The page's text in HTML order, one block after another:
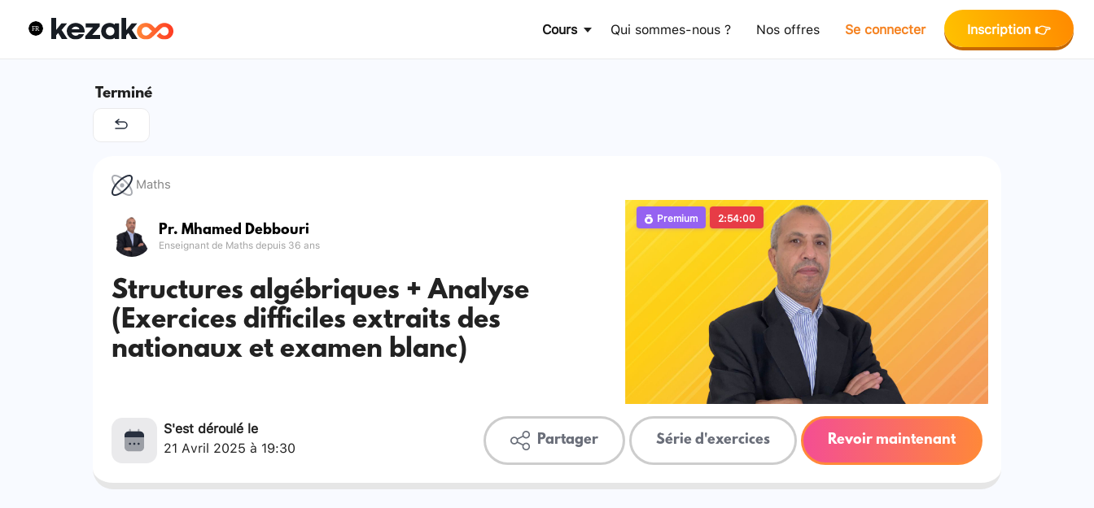
Cours Qui sommes-nous ? Nos offres Se connecter Inscription 👉
Terminé
Maths
Pr. Mhamed Debbouri
Enseignant de Maths depuis 36 ans
Structures algébriques + Analyse
(Exercices difficiles extraits des
nationaux et examen blanc)
Premium 2:54:00
S'est déroulé le
21 Avril 2025 à 19:30
Partager Série d'exercices Revoir maintenant